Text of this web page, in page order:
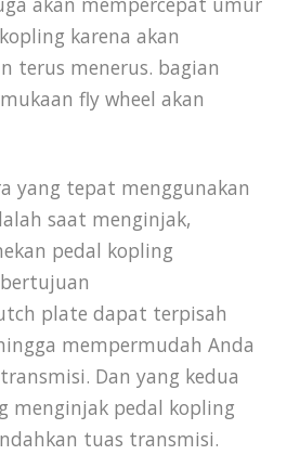
karena akan
terus menerus. bagian
fly wheel akan
yang tepat menggunakan
saat menginjak,
pedal kopling
plate dapat terpisah
mempermudah Anda
Dan yang kedua
menginjak pedal kopling
tuas transmisi.